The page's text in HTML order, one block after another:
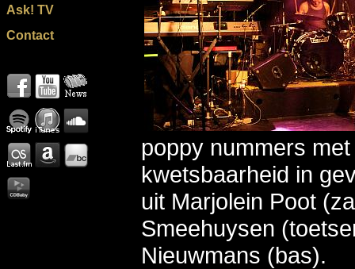
Ask! TV
Contact
poppy nummers
kwetsbaarheid in
uit Marjolein Poot
Smeehuysen
Nieuwmans (bas).